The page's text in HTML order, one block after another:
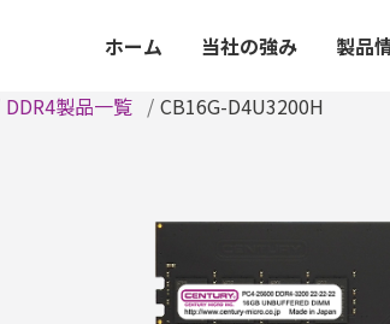
ホーム 当社の強み 製品
DDR4製品一覧 CB16G-D4U3200H